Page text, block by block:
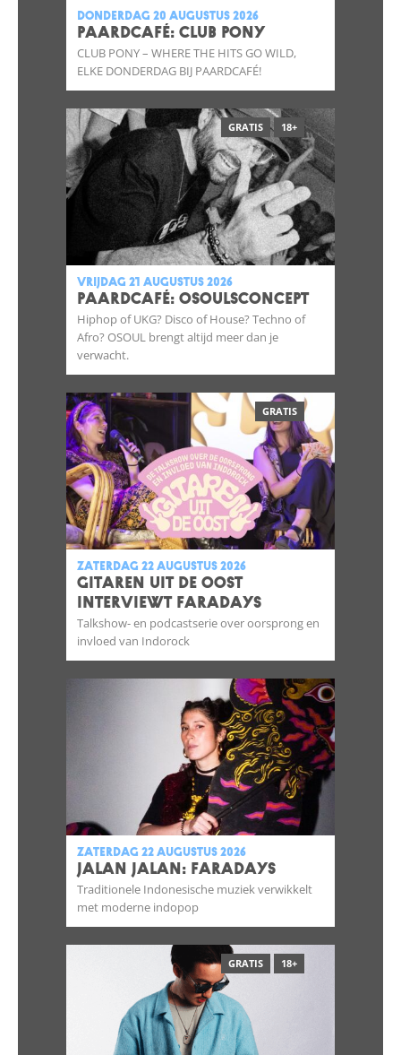
donderdag 20 augustus 2026
Paardcafé: CLUB PONY
CLUB PONY – WHERE THE HITS GO WILD,
ELKE DONDERDAG BIJ PAARDCAFÉ!
GRATIS 18+
vrijdag 21 augustus 2026
Paardcafé: OSOULSCONCEPT
Hiphop of UKG? Disco of House? Techno of
Afro? OSOUL brengt altijd meer dan je
verwacht.
GRATIS
zaterdag 22 augustus 2026
GITAREN UIT DE OOST
INTERVIEWT FARADAYS
Talkshow- en podcastserie over oorsprong en
invloed van Indorock
zaterdag 22 augustus 2026
JALAN JALAN: FARADAYS
Traditionele Indonesische muziek verwikkelt
met moderne indopop
GRATIS 18+